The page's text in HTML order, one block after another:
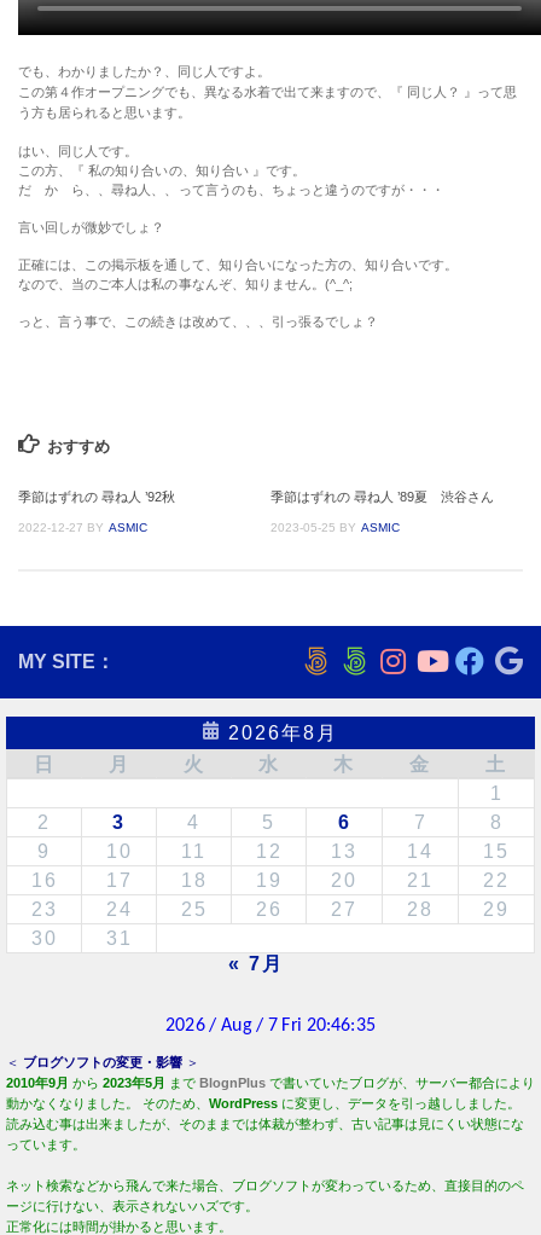
でも、わかりましたか？、同じ人ですよ。
この第４作オープニングでも、異なる水着で出て来ますので、『 同じ人？ 』って思
う方も居られると思います。
はい、同じ人です。
この方、『 私の知り合いの、知り合い 』です。
だ か ら、、尋ね人、、って言うのも、ちょっと違うのですが・・・
言い回しが微妙でしょ？
正確には、この掲示板を通して、知り合いになった方の、知り合いです。
なので、当のご本人は私の事なんぞ、知りません。(^_^;
っと、言う事で、この続きは改めて、、、引っ張るでしょ？
おすすめ
季節はずれの 尋ね人 ’92秋
2022-12-27 BY ASMIC
季節はずれの 尋ね人 ’89夏 渋谷さん
2023-05-25 BY ASMIC
MY SITE：
2026年8月
日
月 火 水 木 金
土
1
2
3 4 5 6 7
8
9
10 11 12 13 14
15
16
17 18 19 20 21
22
23
24 25 26 27 28
29
30
31
« 7月
＜ ブログソフトの変更・影響 ＞
2010年9月 から 2023年5月 まで BlognPlus で書いていたブログが、サーバー都合により
動かなくなりました。 そのため、 WordPress に変更し、データを引っ越ししました。
読み込む事は出来ましたが、そのままでは体裁が整わず、古い記事は見にくい状態にな
っています。
ネット検索などから飛んで来た場合、ブログソフトが変わっているため、直接目的のペ
ージに行けない、表示されないハズです。
正常化には時間が掛かると思います。